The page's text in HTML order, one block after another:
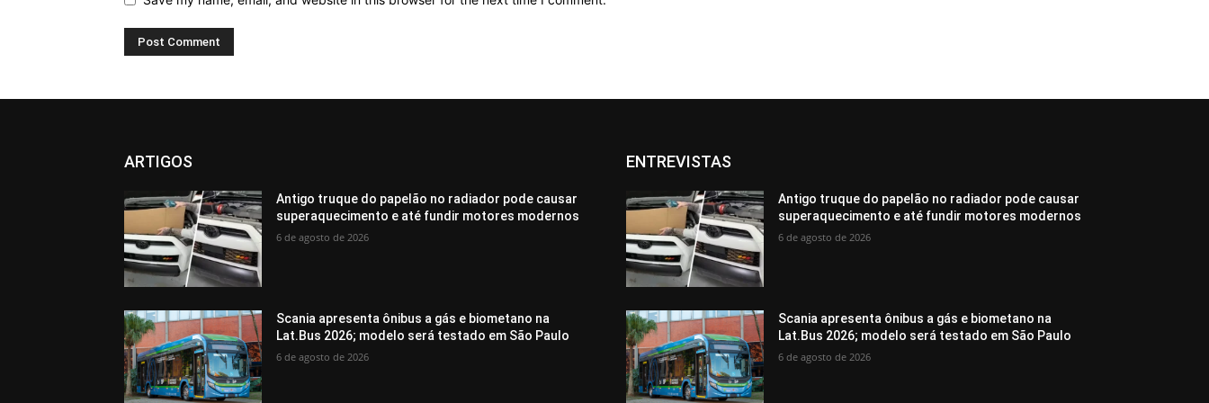
ARTIGOS
Antigo truque do papelão no radiador pode causar
superaquecimento e até fundir motores modernos
6 de agosto de 2026
Scania apresenta ônibus a gás e biometano na
Lat.Bus 2026; modelo será testado em São Paulo
6 de agosto de 2026
ENTREVISTAS
Antigo truque do papelão no radiador pode causar
superaquecimento e até fundir motores modernos
6 de agosto de 2026
Scania apresenta ônibus a gás e biometano na
Lat.Bus 2026; modelo será testado em São Paulo
6 de agosto de 2026